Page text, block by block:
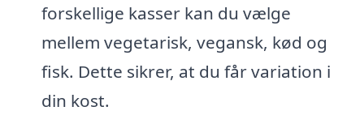
forskellige kasser kan du vælge
mellem vegetarisk, vegansk, kød og
fisk. Dette sikrer, at du får variation i
din kost.